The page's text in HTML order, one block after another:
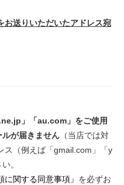
送りいただいたアドレス宛
」「au.com」をご使用
が届きません （当店では対
ス（例えば「gmail.com」「y
。
に関する同意事項』を必ずお